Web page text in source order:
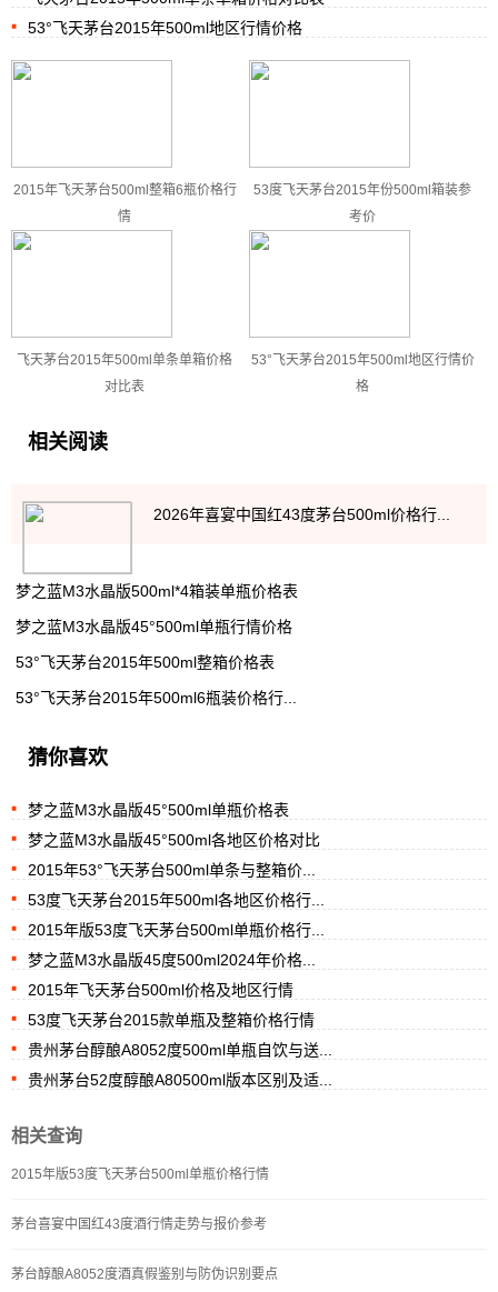
53°飞天茅台2015年500ml地区行情价格
2015年飞天茅台500ml整箱6瓶价格行
情
53度飞天茅台2015年份500ml箱装参
考价
飞天茅台2015年500ml单条单箱价格
对比表
53°飞天茅台2015年500ml地区行情价
格
相关阅读
2026年喜宴中国红43度茅台500ml价格行...
梦之蓝M3水晶版500ml*4箱装单瓶价格表
梦之蓝M3水晶版45°500ml单瓶行情价格
53°飞天茅台2015年500ml整箱价格表
53°飞天茅台2015年500ml6瓶装价格行...
猜你喜欢
梦之蓝M3水晶版45°500ml单瓶价格表
梦之蓝M3水晶版45°500ml各地区价格对比
2015年53°飞天茅台500ml单条与整箱价...
53度飞天茅台2015年500ml各地区价格行...
2015年版53度飞天茅台500ml单瓶价格行...
梦之蓝M3水晶版45度500ml2024年价格...
2015年飞天茅台500ml价格及地区行情
53度飞天茅台2015款单瓶及整箱价格行情
贵州茅台醇酿A8052度500ml单瓶自饮与送...
贵州茅台52度醇酿A80500ml版本区别及适...
相关查询
2015年版53度飞天茅台500ml单瓶价格行情
茅台喜宴中国红43度酒行情走势与报价参考
茅台醇酿A8052度酒真假鉴别与防伪识别要点